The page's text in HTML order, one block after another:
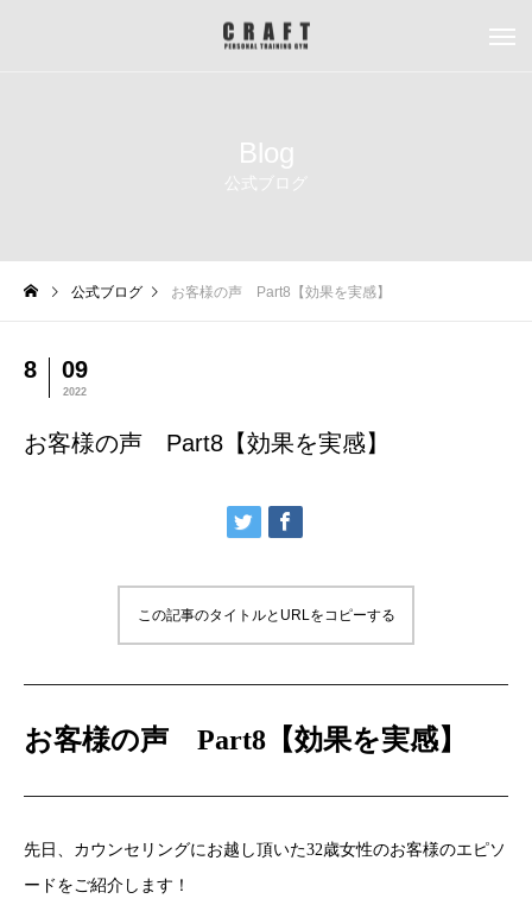
Blog
公式ブログ
公式ブログ お客様の声 Part8【効果を実感】
8 09
2022
お客様の声 Part8【効果を実感】
この記事のタイトルとURLをコピーする
お客様の声 Part8【効果を実感】
先日、カウンセリングにお越し頂いた32歳女性のお客様のエピソ
ードをご紹介します！